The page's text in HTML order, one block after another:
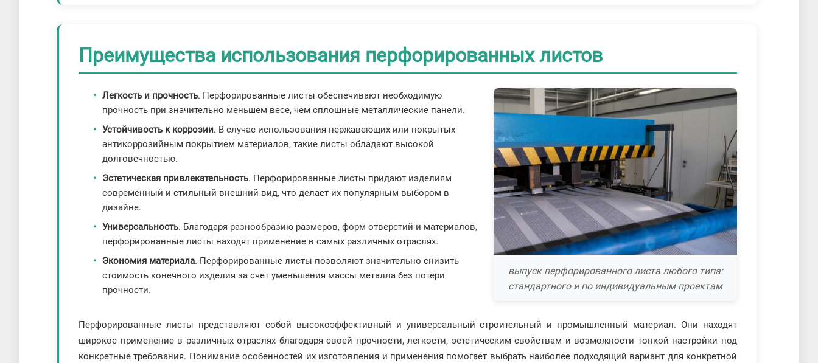
Преимущества использования перфорированных листов
выпуск перфорированного листа любого типа:
стандартного и по индивидуальным проектам
Легкость и прочность. Перфорированные листы обеспечивают необходимую
прочность при значительно меньшем весе, чем сплошные металлические панели.
Устойчивость к коррозии. В случае использования нержавеющих или покрытых
антикоррозийным покрытием материалов, такие листы обладают высокой
долговечностью.
Эстетическая привлекательность. Перфорированные листы придают изделиям
современный и стильный внешний вид, что делает их популярным выбором в
дизайне.
Универсальность. Благодаря разнообразию размеров, форм отверстий и материалов,
перфорированные листы находят применение в самых различных отраслях.
Экономия материала. Перфорированные листы позволяют значительно снизить
стоимость конечного изделия за счет уменьшения массы металла без потери
прочности.
Перфорированные листы представляют собой высокоэффективный и универсальный строительный и промышленный материал. Они находят
широкое применение в различных отраслях благодаря своей прочности, легкости, эстетическим свойствам и возможности тонкой настройки под
конкретные требования. Понимание особенностей их изготовления и применения помогает выбрать наиболее подходящий вариант для конкретной